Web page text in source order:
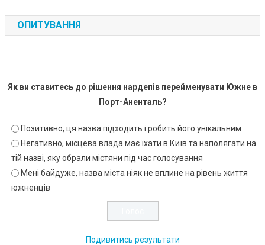
ОПИТУВАННЯ
Як ви ставитесь до рішення нардепів перейменувати Южне в
Порт-Аненталь?
Позитивно, ця назва підходить і робить його унікальним
Негативно, місцева влада має їхати в Київ та наполягати на
тій назві, яку обрали містяни під час голосування
Мені байдуже, назва міста ніяк не вплине на рівень життя
южненців
Подивитись результати